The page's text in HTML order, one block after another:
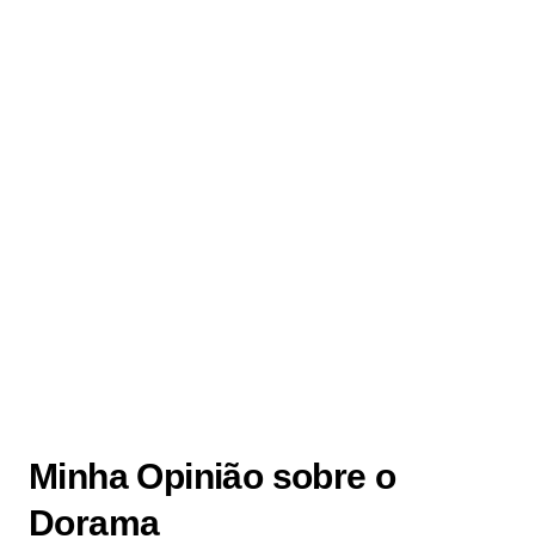
Minha Opinião sobre o
Dorama